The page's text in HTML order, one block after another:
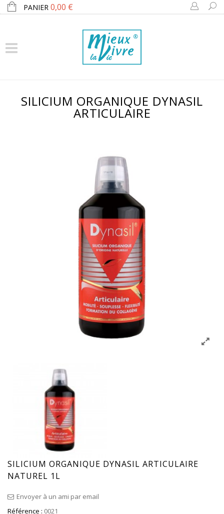
PANIER 0,00 €
SILICIUM ORGANIQUE DYNASIL
ARTICULAIRE
SILICIUM ORGANIQUE DYNASIL ARTICULAIRE
NATUREL 1L
Envoyer à un ami par email
Référence : 0021